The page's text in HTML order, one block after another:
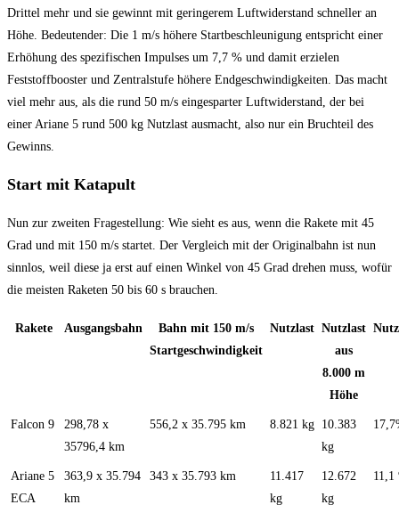
Drittel mehr und sie gewinnt mit geringerem Luftwiderstand schneller an
Höhe. Bedeutender: Die 1 m/s höhere Startbeschleunigung entspricht einer
Erhöhung des spezifischen Impulses um 7,7 % und damit erzielen
Feststoffbooster und Zentralstufe höhere Endgeschwindigkeiten. Das macht
viel mehr aus, als die rund 50 m/s eingesparter Luftwiderstand, der bei
einer Ariane 5 rund 500 kg Nutzlast ausmacht, also nur ein Bruchteil des
Gewinns.
Start mit Katapult
Nun zur zweiten Fragestellung: Wie sieht es aus, wenn die Rakete mit 45
Grad und mit 150 m/s startet. Der Vergleich mit der Originalbahn ist nun
sinnlos, weil diese ja erst auf einen Winkel von 45 Grad drehen muss, wofür
die meisten Raketen 50 bis 60 s brauchen.
Rakete Ausgangsbahn
Bahn mit 150 m/s
Startgeschwindigkeit
Nutzlast Nutzlast
aus
8.000 m
Höhe
Falcon 9
298,78 x
35796,4 km
556,2 x 35.795 km 8.821 kg 10.383
kg
Ariane 5
ECA
363,9 x 35.794
km
343 x 35.793 km
11.417
kg
12.672
kg
11,1